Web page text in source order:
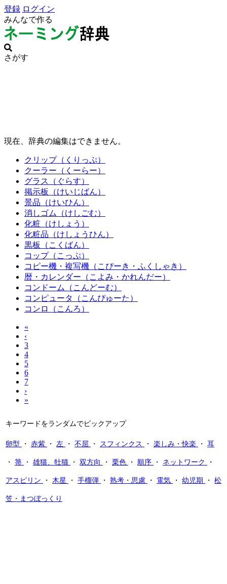
登録 ログイン
みんなで作る
さがす
現在、辞典の編集はできません。
クリップ（くりっぷ）
クーラー（くーらー）
グラス（ぐらす）
掲示板（けいじばん）
景品（けいひん）
消しゴム（けしごむ）
化粧（けしょう）
化粧品（けしょうひん）
黒板（こくばん）
コップ（こっぷ）
コピー機・複写機（こぴーき・ふくしゃき）
暦・カレンダー（こよみ・かれんだー）
コンドーム（こんどーむ）
コンピュータ（こんぴゅーた）
コンロ（こんろ）
«
‹
3
4
5
6
7
›
»
キーワードをランダムでピックアップ
卵型 ・ 赤紫 ・ 左 ・ 不屈 ・ スフィンクス ・ 楽しみ・快楽 ・ 耳
・ 箒 ・ 雄猫、牡猫 ・ 双方向 ・ 栗色 ・ 順序 ・ ネットワーク ・
アスピリン ・ 木星 ・ 手榴弾 ・ 熟考・思慮 ・ 電気 ・ 幼児期 ・ 松
笠・まつぼっくり